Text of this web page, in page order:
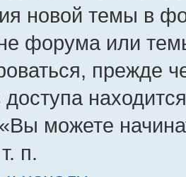
новой темы в
форума или
прежде
можете
п.